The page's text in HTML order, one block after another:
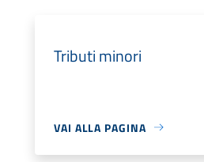
Tributi minori
VAI ALLA PAGINA